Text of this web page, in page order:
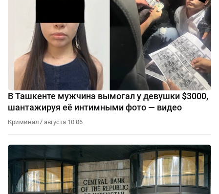
В Ташкенте мужчина вымогал у девушки $3000,
шантажируя её интимными фото — видео
Криминал7 августа 10:06